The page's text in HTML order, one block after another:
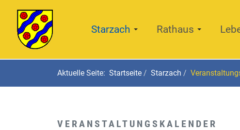
Starzach Rathaus
Aktuelle Seite: Startseite Starzach
VERANSTALTUNGSKALENDER